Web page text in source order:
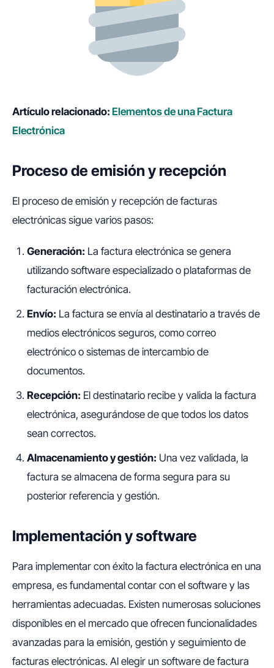
Artículo relacionado: Elementos de una Factura
Electrónica
Proceso de emisión y recepción
El proceso de emisión y recepción de facturas
electrónicas sigue varios pasos:
Generación: La factura electrónica se genera
utilizando software especializado o plataformas de
facturación electrónica.
Envío: La factura se envía al destinatario a través de
medios electrónicos seguros, como correo
electrónico o sistemas de intercambio de
documentos.
Recepción: El destinatario recibe y valida la factura
electrónica, asegurándose de que todos los datos
sean correctos.
Almacenamiento y gestión: Una vez validada, la
factura se almacena de forma segura para su
posterior referencia y gestión.
Implementación y software
Para implementar con éxito la factura electrónica en una
empresa, es fundamental contar con el software y las
herramientas adecuadas. Existen numerosas soluciones
disponibles en el mercado que ofrecen funcionalidades
avanzadas para la emisión, gestión y seguimiento de
facturas electrónicas. Al elegir un software de factura